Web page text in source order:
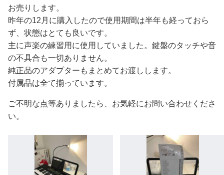
お売りします。
昨年の12月に購入したので使用期間は半年も経っておら
ず、状態はとても良いです。
主に声楽の練習用に使用していました。鍵盤のタッチや音
の不具合も一切ありません。
純正品のアダプターもまとめてお渡しします。
付属品は全て揃っています。
ご不明な点等ありましたら、お気軽にお問い合わせくださ
い。